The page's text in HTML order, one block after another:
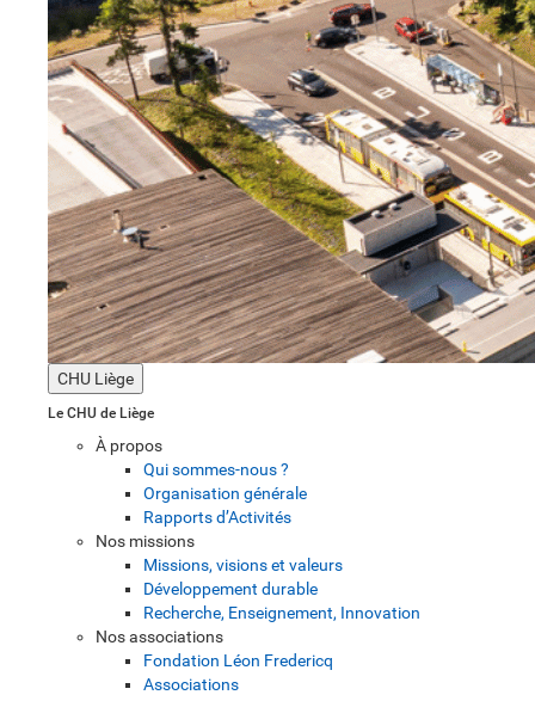
CHU Liège
Le CHU de Liège
À propos
Qui sommes-nous ?
Organisation générale
Rapports d’Activités
Nos missions
Missions, visions et valeurs
Développement durable
Recherche, Enseignement, Innovation
Nos associations
Fondation Léon Fredericq
Associations